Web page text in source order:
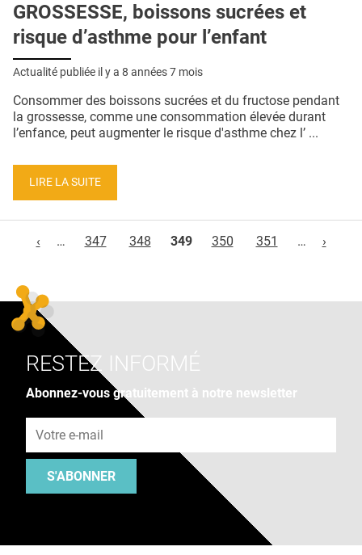
GROSSESSE, boissons sucrées et
risque d’asthme pour l’enfant
Actualité publiée il y a 8 années 7 mois
Consommer des boissons sucrées et du fructose pendant
la grossesse, comme une consommation élevée durant
l’enfance, peut augmenter le risque d'asthme chez l’ ...
LIRE LA SUITE
‹
… 347 348 349 350 351 … ›
RESTEZ INFORMÉ
Abonnez-vous gratuitement à notre newsletter
S'ABONNER